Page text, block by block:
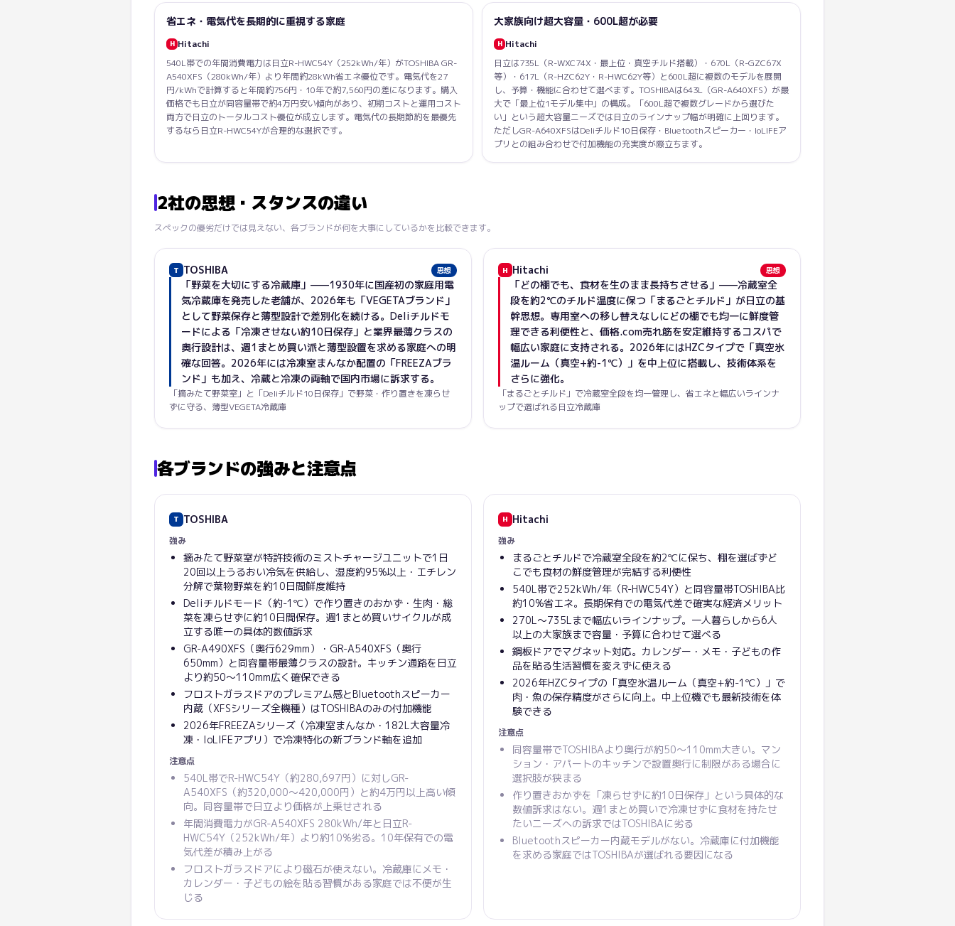
省エネ・電気代を長期的に重視する家庭
H Hitachi
540L帯での年間消費電力は日立R-HWC54Y（252kWh/年）がTOSHIBA GR-
A540XFS（280kWh/年）より年間約28kWh省エネ優位です。電気代を27
円/kWhで計算すると年間約756円・10年で約7,560円の差になります。購入
価格でも日立が同容量帯で約4万円安い傾向があり、初期コストと運用コスト
両方で日立のトータルコスト優位が成立します。電気代の長期節約を最優先
するなら日立R-HWC54Yが合理的な選択です。
大家族向け超大容量・600L超が必要
H Hitachi
日立は735L（R-WXC74X・最上位・真空チルド搭載）・670L（R-GZC67X
等）・617L（R-HZC62Y・R-HWC62Y等）と600L超に複数のモデルを展開
し、予算・機能に合わせて選べます。TOSHIBAは643L（GR-A640XFS）が最
大で「最上位1モデル集中」の構成。「600L超で複数グレードから選びた
い」という超大容量ニーズでは日立のラインナップ幅が明確に上回ります。
ただしGR-A640XFSはDeliチルド10日保存・Bluetoothスピーカー・IoLIFEア
プリとの組み合わせで付加機能の充実度が際立ちます。
2社の思想・スタンスの違い
スペックの優劣だけでは見えない、各ブランドが何を大事にしているかを比較できます。
T TOSHIBA 思想
「野菜を大切にする冷蔵庫」——1930年に国産初の家庭用電
気冷蔵庫を発売した老舗が、2026年も「VEGETAブランド」
として野菜保存と薄型設計で差別化を続ける。Deliチルドモ
ードによる「冷凍させない約10日保存」と業界最薄クラスの
奥行設計は、週1まとめ買い派と薄型設置を求める家庭への明
確な回答。2026年には冷凍室まんなか配置の「FREEZAブラ
ンド」も加え、冷蔵と冷凍の両軸で国内市場に訴求する。
「摘みたて野菜室」と「Deliチルド10日保存」で野菜・作り置きを凍らせ
ずに守る、薄型VEGETA冷蔵庫
H Hitachi 思想
「どの棚でも、食材を生のまま長持ちさせる」——冷蔵室全
段を約2℃のチルド温度に保つ「まるごとチルド」が日立の基
幹思想。専用室への移し替えなしにどの棚でも均一に鮮度管
理できる利便性と、価格.com売れ筋を安定維持するコスパで
幅広い家庭に支持される。2026年にはHZCタイプで「真空氷
温ルーム（真空+約-1℃）」を中上位に搭載し、技術体系を
さらに強化。
「まるごとチルド」で冷蔵室全段を均一管理し、省エネと幅広いラインナ
ップで選ばれる日立冷蔵庫
各ブランドの強みと注意点
T TOSHIBA
強み
摘みたて野菜室が特許技術のミストチャージユニットで1日
20回以上うるおい冷気を供給し、湿度約95%以上・エチレン
分解で葉物野菜を約10日間鮮度維持
Deliチルドモード（約-1℃）で作り置きのおかず・生肉・総
菜を凍らせずに約10日間保存。週1まとめ買いサイクルが成
立する唯一の具体的数値訴求
GR-A490XFS（奥行629mm）・GR-A540XFS（奥行
650mm）と同容量帯最薄クラスの設計。キッチン通路を日立
より約50〜110mm広く確保できる
フロストガラスドアのプレミアム感とBluetoothスピーカー
内蔵（XFSシリーズ全機種）はTOSHIBAのみの付加機能
2026年FREEZAシリーズ（冷凍室まんなか・182L大容量冷
凍・IoLIFEアプリ）で冷凍特化の新ブランド軸を追加
注意点
540L帯でR-HWC54Y（約280,697円）に対しGR-
A540XFS（約320,000〜420,000円）と約4万円以上高い傾
向。同容量帯で日立より価格が上乗せされる
年間消費電力がGR-A540XFS 280kWh/年と日立R-
HWC54Y（252kWh/年）より約10%劣る。10年保有での電
気代差が積み上がる
フロストガラスドアにより磁石が使えない。冷蔵庫にメモ・
カレンダー・子どもの絵を貼る習慣がある家庭では不便が生
じる
H Hitachi
強み
まるごとチルドで冷蔵室全段を約2℃に保ち、棚を選ばずど
こでも食材の鮮度管理が完結する利便性
540L帯で252kWh/年（R-HWC54Y）と同容量帯TOSHIBA比
約10%省エネ。長期保有での電気代差で確実な経済メリット
270L〜735Lまで幅広いラインナップ。一人暮らしから6人
以上の大家族まで容量・予算に合わせて選べる
鋼板ドアでマグネット対応。カレンダー・メモ・子どもの作
品を貼る生活習慣を変えずに使える
2026年HZCタイプの「真空氷温ルーム（真空+約-1℃）」で
肉・魚の保存精度がさらに向上。中上位機でも最新技術を体
験できる
注意点
同容量帯でTOSHIBAより奥行が約50〜110mm大きい。マン
ション・アパートのキッチンで設置奥行に制限がある場合に
選択肢が狭まる
作り置きおかずを「凍らせずに約10日保存」という具体的な
数値訴求はない。週1まとめ買いで冷凍せずに食材を持たせ
たいニーズへの訴求ではTOSHIBAに劣る
Bluetoothスピーカー内蔵モデルがない。冷蔵庫に付加機能
を求める家庭ではTOSHIBAが選ばれる要因になる